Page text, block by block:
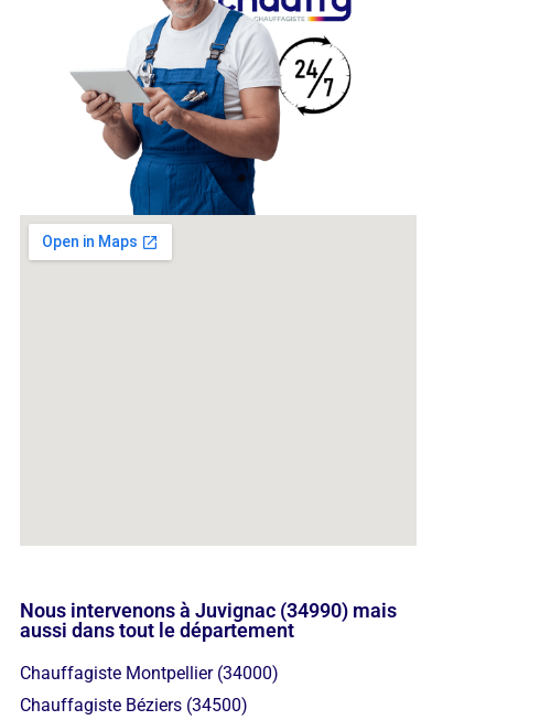
Nous intervenons à Juvignac (34990) mais
aussi dans tout le département
Chauffagiste Montpellier (34000)
Chauffagiste Béziers (34500)